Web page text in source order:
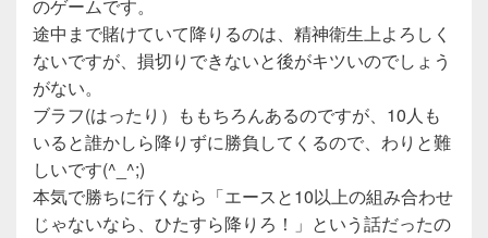
のゲームです。
途中まで賭けていて降りるのは、精神衛生上よろしく
ないですが、損切りできないと後がキツいのでしょう
がない。
ブラフ(はったり）ももちろんあるのですが、10人も
いると誰かしら降りずに勝負してくるので、わりと難
しいです(^_^;)
本気で勝ちに行くなら「エースと10以上の組み合わせ
じゃないなら、ひたすら降りろ！」という話だったの